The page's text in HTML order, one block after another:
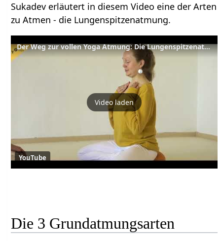
Sukadev erläutert in diesem Video eine der Arten
zu Atmen - die Lungenspitzenatmung.
Der Weg zur vollen Yoga Atmung: Die Lungenspitzenatmung
Video laden
YouTube
Die 3 Grundatmungsarten